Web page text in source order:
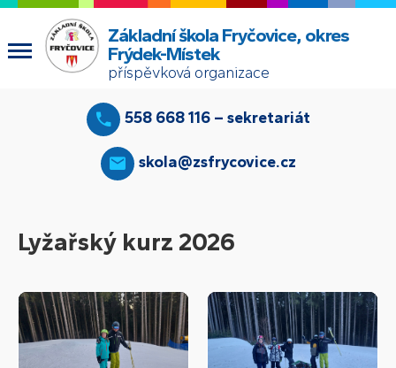
Základní škola Fryčovice, okres
Frýdek-Místek
příspěvková organizace
558 668 116 – sekretariát
skola@zsfrycovice.cz
Lyžařský kurz 2026